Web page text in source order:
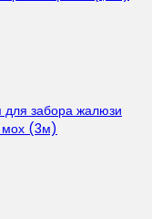
для забора жалюзи
(3м)